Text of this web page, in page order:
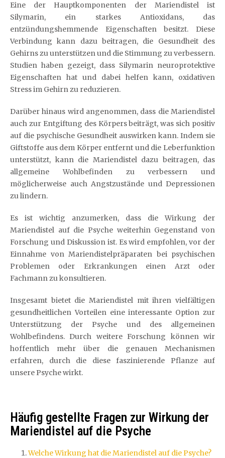
Eine der Hauptkomponenten der Mariendistel ist
Silymarin, ein starkes Antioxidans, das
entzündungshemmende Eigenschaften besitzt. Diese
Verbindung kann dazu beitragen, die Gesundheit des
Gehirns zu unterstützen und die Stimmung zu verbessern.
Studien haben gezeigt, dass Silymarin neuroprotektive
Eigenschaften hat und dabei helfen kann, oxidativen
Stress im Gehirn zu reduzieren.
Darüber hinaus wird angenommen, dass die Mariendistel
auch zur Entgiftung des Körpers beiträgt, was sich positiv
auf die psychische Gesundheit auswirken kann. Indem sie
Giftstoffe aus dem Körper entfernt und die Leberfunktion
unterstützt, kann die Mariendistel dazu beitragen, das
allgemeine Wohlbefinden zu verbessern und
möglicherweise auch Angstzustände und Depressionen
zu lindern.
Es ist wichtig anzumerken, dass die Wirkung der
Mariendistel auf die Psyche weiterhin Gegenstand von
Forschung und Diskussion ist. Es wird empfohlen, vor der
Einnahme von Mariendistelpräparaten bei psychischen
Problemen oder Erkrankungen einen Arzt oder
Fachmann zu konsultieren.
Insgesamt bietet die Mariendistel mit ihren vielfältigen
gesundheitlichen Vorteilen eine interessante Option zur
Unterstützung der Psyche und des allgemeinen
Wohlbefindens. Durch weitere Forschung können wir
hoffentlich mehr über die genauen Mechanismen
erfahren, durch die diese faszinierende Pflanze auf
unsere Psyche wirkt.
Häufig gestellte Fragen zur Wirkung der
Mariendistel auf die Psyche
Welche Wirkung hat die Mariendistel auf die Psyche?